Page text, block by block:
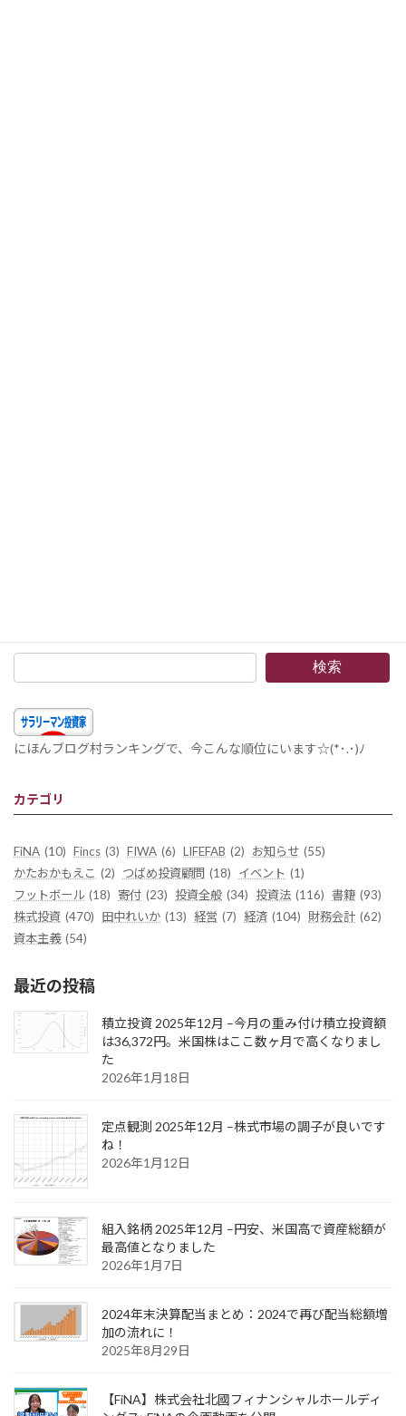
検索
にほんブログ村ランキングで、今こんな順位にいます☆(*･.･)ﾉ
カテゴリ
FiNA (10) Fincs (3) FIWA (6) LIFEFAB (2) お知らせ (55)
かたおかもえこ (2) つばめ投資顧問 (18) イベント (1)
フットボール (18) 寄付 (23) 投資全般 (34) 投資法 (116) 書籍 (93)
株式投資 (470) 田中れいか (13) 経営 (7) 経済 (104) 財務会計 (62)
資本主義 (54)
最近の投稿
積立投資 2025年12月 –今月の重み付け積立投資額
は36,372円。米国株はここ数ヶ月で高くなりまし
た
2026年1月18日
定点観測 2025年12月 –株式市場の調子が良いです
ね！
2026年1月12日
組入銘柄 2025年12月 –円安、米国高で資産総額が
最高値となりました
2026年1月7日
2024年末決算配当まとめ：2024で再び配当総額増
加の流れに！
2025年8月29日
【FiNA】株式会社北國フィナンシャルホールディ